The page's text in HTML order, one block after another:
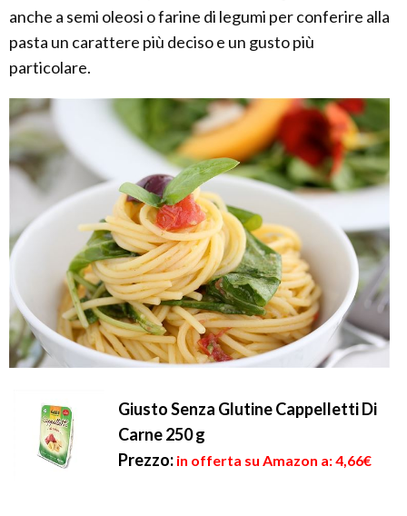
anche a semi oleosi o farine di legumi per conferire alla
pasta un carattere più deciso e un gusto più
particolare.
Giusto Senza Glutine Cappelletti Di
Carne 250 g
Prezzo: in offerta su Amazon a: 4,66€